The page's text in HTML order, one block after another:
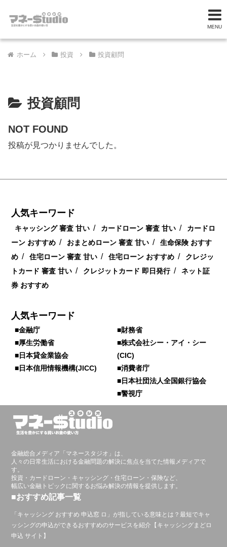
MENU
ホーム 投資 投資顧問
投資顧問
NOT FOUND
投稿が見つかりませんでした。
人気キーワード
キャッシング 審査 甘い / カードローン 審査 甘い /
カードロ
ーン おすすめ / おまとめローン 審査 甘い /
生命保険 おすす
め / 住宅ローン 審査 甘い / 住宅ローン おすすめ /
クレジッ
トカード 審査 甘い / クレジットカード 即日発行 /
ネット証
券 おすすめ
人気キーワード
■金融庁
■厚生労働省
■日本貸金業協会
■日本信用情報機構(JICC)
■財務省
■株式会社シー・アイ・シー
(CIC)
■消費者庁
■日本社団法人全国銀行協会
■警視庁
金融総合メディア「マネースタジオ」は、
人々の日常生活における金融問題の解決に焦点を当てた情報メディアで
す。
投資・カードローン・キャッシング・住宅ローン・保険など、
幅広い金融トピックに関するお悩み解決の情報を提供します。
■おすすめ記事一覧
「キャッシング おすすめ 申込窓 ロ」が指している意味とは？最短でキャ
ッシングの申込ができるおすすめのサービスを紹介【キャッシングまどロ
申込 サイト】